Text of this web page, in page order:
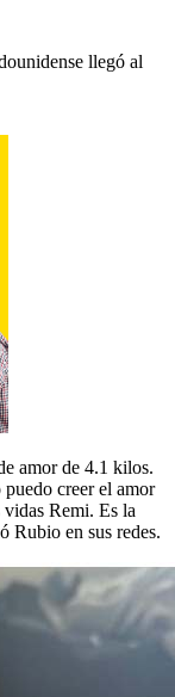
llegó al
amor de 4.1 kilos.
creer el amor
vidas Remi. Es la
Rubio en sus redes.